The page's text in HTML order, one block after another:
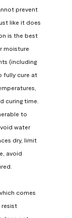
prevent
like it does
is the best
moisture
(including
fully cure at
curing time.
to
water
dry, limit
avoid
comes
resist